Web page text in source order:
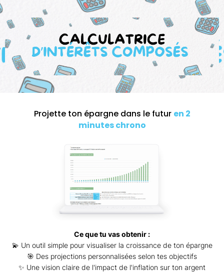
Projette ton épargne dans le futur en 2
minutes chrono
Ce que tu vas obtenir :
💫 Un outil simple pour visualiser la croissance de ton épargne
🎯 Des projections personnalisées selon tes objectifs
✨ Une vision claire de l'impact de l'inflation sur ton argent